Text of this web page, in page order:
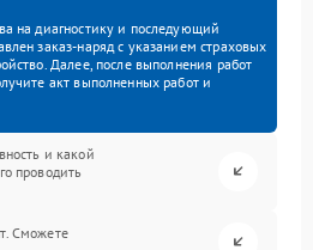
на диагностику и последующий
заказ-наряд с указанием страховых
Далее, после выполнения работ
акт выполненных работ и
и какой
проводить
Сможете